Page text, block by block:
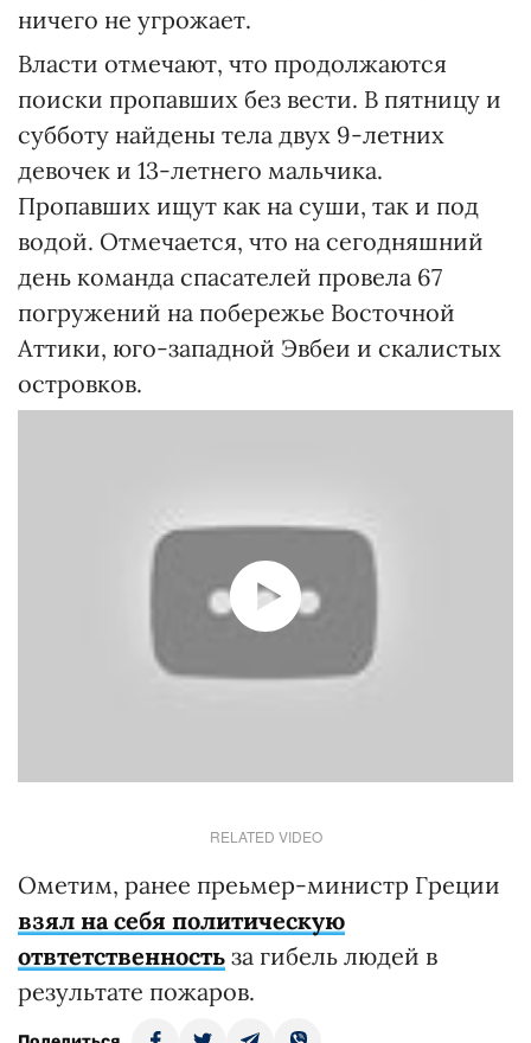
ничего не угрожает.
Власти отмечают, что продолжаются
поиски пропавших без вести. В пятницу и
субботу найдены тела двух 9-летних
девочек и 13-летнего мальчика.
Пропавших ищут как на суши, так и под
водой. Отмечается, что на сегодняшний
день команда спасателей провела 67
погружений на побережье Восточной
Аттики, юго-западной Эвбеи и скалистых
островков.
RELATED VIDEO
Ометим, ранее преьмер-министр Греции
взял на себя политическую
отвтетственность за гибель людей в
результате пожаров.